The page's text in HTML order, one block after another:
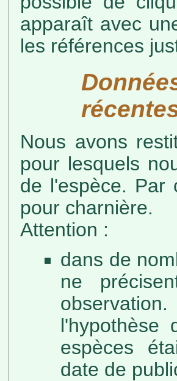
apparaît avec
les références
Nous avons
pour lesquels
de l'espèce. Par
pour charnière.
Attention :
dans de
ne
l'hypothèse
espèces
date de